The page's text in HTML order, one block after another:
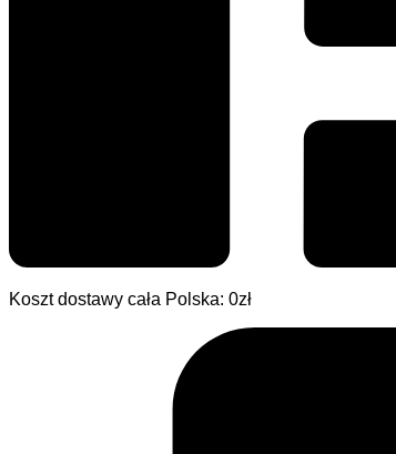
Koszt dostawy cała Polska: 0zł